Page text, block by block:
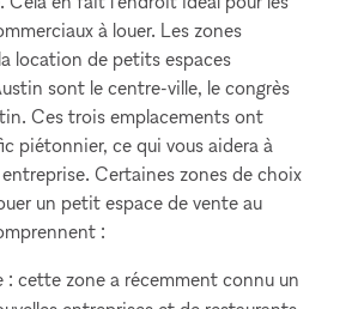
à louer. Les zones
location de petits espaces
sont le centre-ville, le congrès
Ces trois emplacements ont
piétonnier, ce qui vous aidera à
Certaines zones de choix
un petit espace de vente au
:
: cette zone a récemment connu un